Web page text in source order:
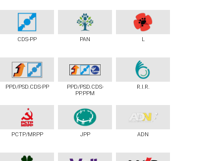
CDS-PP PAN L
PPD/PSD.CDS-PP
PPD/PSD.CDS-
PP.PPM
R.I.R.
PCTP/MRPP JPP ADN